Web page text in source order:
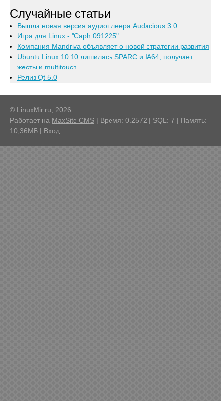
Случайные статьи
Вышла новая версия аудиоплеера Audacious 3.0
Игра для Linux - "Caph 091225"
Компания Mandriva объявляет о новой стратегии развития
Ubuntu Linux 10.10 лишилась SPARC и IA64, получает
жесты и multitouch
Релиз Qt 5.0
© LinuxMir.ru, 2026
Работает на MaxSite CMS | Время: 0.2572 | SQL: 7 | Память:
10,36MB | Вход